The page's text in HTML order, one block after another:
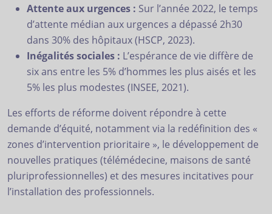
Attente aux urgences : Sur l’année 2022, le temps
d’attente médian aux urgences a dépassé 2h30
dans 30% des hôpitaux (HSCP, 2023).
Inégalités sociales : L’espérance de vie diffère de
six ans entre les 5% d’hommes les plus aisés et les
5% les plus modestes (INSEE, 2021).
Les efforts de réforme doivent répondre à cette
demande d’équité, notamment via la redéfinition des «
zones d’intervention prioritaire », le développement de
nouvelles pratiques (télémédecine, maisons de santé
pluriprofessionnelles) et des mesures incitatives pour
l’installation des professionnels.